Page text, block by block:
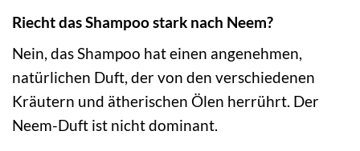
Riecht das Shampoo stark nach Neem?
Nein, das Shampoo hat einen angenehmen,
natürlichen Duft, der von den verschiedenen
Kräutern und ätherischen Ölen herrührt. Der
Neem-Duft ist nicht dominant.